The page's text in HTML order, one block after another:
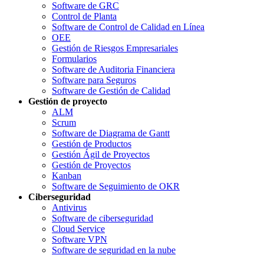
Software de GRC
Control de Planta
Software de Control de Calidad en Línea
OEE
Gestión de Riesgos Empresariales
Formularios
Software de Auditoria Financiera
Software para Seguros
Software de Gestión de Calidad
Gestión de proyecto
ALM
Scrum
Software de Diagrama de Gantt
Gestión de Productos
Gestión Ágil de Proyectos
Gestión de Proyectos
Kanban
Software de Seguimiento de OKR
Ciberseguridad
Antivirus
Software de ciberseguridad
Cloud Service
Software VPN
Software de seguridad en la nube